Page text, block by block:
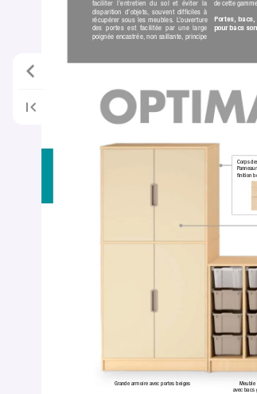
faciliter l’entretien du sol et éviter la
disparition d’objets, souvent difﬁciles à
récupérer sous les meubles. L’ouverture
des portes est facilitée par une large
poignée encastrée, non saillante, principe
de cette
Portes, bacs,
pour bacs
Grande armoire avec portes beiges
Meuble
avec bacs
Corps
Panneau
ﬁnition